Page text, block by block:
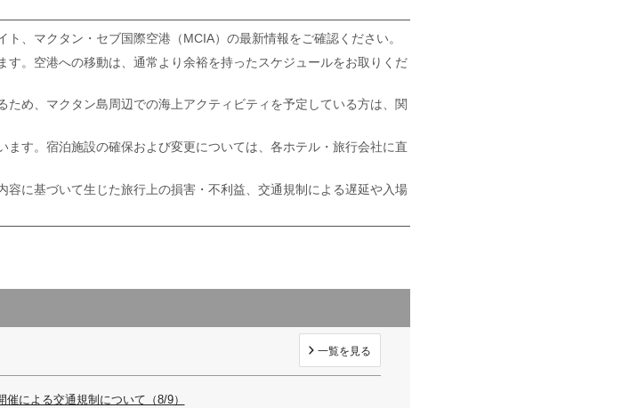
、マクタン・セブ国際空港（MCIA）の最新情報をご確認ください。
。空港への移動は、通常より余裕を持ったスケジュールをお取りくだ
め、マクタン島周辺での海上アクティビティを予定している方は、関
す。宿泊施設の確保および変更については、各ホテル・旅行会社に直
に基づいて生じた旅行上の損害・不利益、交通規制による遅延や入場
一覧を見る
による交通規制について（8/9）